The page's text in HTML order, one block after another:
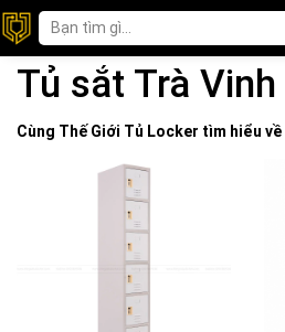
Tủ sắt Trà Vinh
Cùng Thế Giới Tủ Locker tìm hiểu về